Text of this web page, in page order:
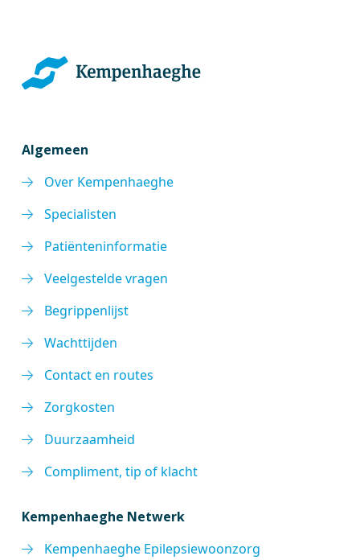
Algemeen
Over Kempenhaeghe
Specialisten
Patiënteninformatie
Veelgestelde vragen
Begrippenlijst
Wachttijden
Contact en routes
Zorgkosten
Duurzaamheid
Compliment, tip of klacht
Kempenhaeghe Netwerk
Kempenhaeghe Epilepsiewoonzorg